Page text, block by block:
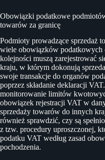
Obowiązki podatkowe
towarów za granicę
Podmioty prowadzące sprzedaż
wiele obowiązków podatkowych
kolejności muszą zarejestrować
kraju, w którym dokonują
swoje transakcje do organów
poprzez składanie deklaracji
monitorowanie limitów
obowiązek rejestracji VAT w
sprzedaży towarów do innych
również sprawdzić, czy są
z tzw. procedury uproszczonej,
podatku VAT według zasad
pochodzenia.